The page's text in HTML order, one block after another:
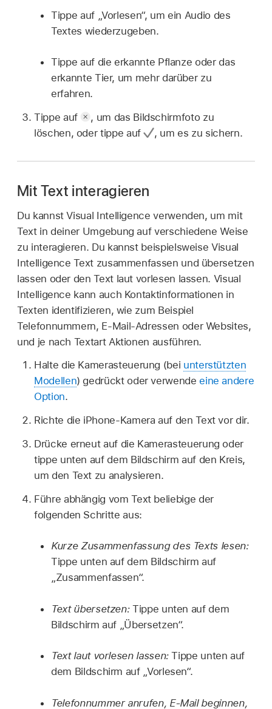
Tippe auf „Vorlesen“, um ein Audio des
Textes wiederzugeben.
Tippe auf die erkannte Pflanze oder das
erkannte Tier, um mehr darüber zu
erfahren.
Tippe auf
, um das Bildschirmfoto zu
löschen, oder tippe auf
, um es zu sichern.
Mit Text interagieren
Du kannst Visual Intelligence verwenden, um mit
Text in deiner Umgebung auf verschiedene Weise
zu interagieren. Du kannst beispielsweise Visual
Intelligence Text zusammenfassen und übersetzen
lassen oder den Text laut vorlesen lassen. Visual
Intelligence kann auch Kontaktinformationen in
Texten identifizieren, wie zum Beispiel
Telefonnummern, E-Mail-Adressen oder Websites,
und je nach Textart Aktionen ausführen.
Halte die Kamerasteuerung (bei unterstützten
Modellen) gedrückt oder verwendeeine andere
Option.
Richte die iPhone-Kamera auf den Text vor dir.
Drücke erneut auf die Kamerasteuerung oder
tippe unten auf dem Bildschirm auf den Kreis,
um den Text zu analysieren.
Führe abhängig vom Text beliebige der
folgenden Schritte aus:
Kurze Zusammenfassung des Texts lesen:
Tippe unten auf dem Bildschirm auf
„Zusammenfassen“.
Text übersetzen:Tippe unten auf dem
Bildschirm auf „Übersetzen“.
Text laut vorlesen lassen:Tippe unten auf
dem Bildschirm auf „Vorlesen“.
Telefonnummer anrufen, E-Mail beginnen,